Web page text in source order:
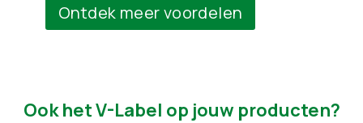
Ontdek meer voordelen
Ook het V-Label op jouw producten?